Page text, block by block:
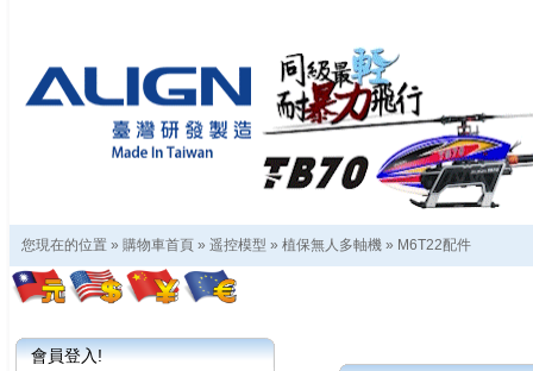
您現在的位置 » 購物車首頁 » 遥控模型 » 植保無人多軸機 » M6T22配件
會員登入!